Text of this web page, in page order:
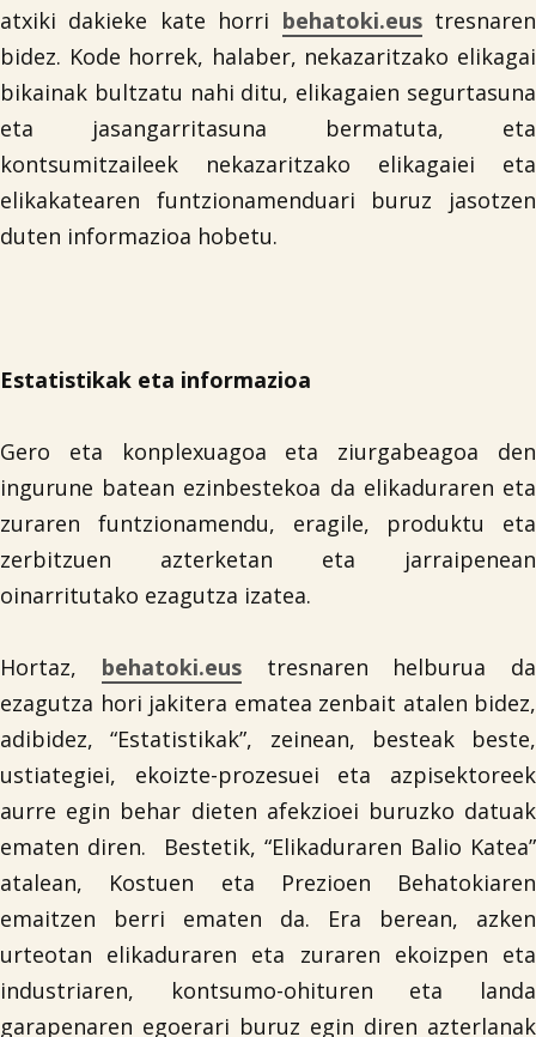
atxiki dakieke kate horri behatoki.eustresnaren
bidez. Kode horrek, halaber, nekazaritzako elikagai
bikainak bultzatu nahi ditu, elikagaien segurtasuna
eta jasangarritasuna bermatuta, eta
kontsumitzaileek nekazaritzako elikagaiei eta
elikakatearen funtzionamenduari buruz jasotzen
duten informazioa hobetu.
Estatistikak eta informazioa
Gero eta konplexuagoa eta ziurgabeagoa den
ingurune batean ezinbestekoa da elikaduraren eta
zuraren funtzionamendu, eragile, produktu eta
zerbitzuen azterketan eta jarraipenean
oinarritutako ezagutza izatea.
Hortaz, behatoki.eustresnaren helburua da
ezagutza hori jakitera ematea zenbait atalen bidez,
adibidez, “Estatistikak”, zeinean, besteak beste,
ustiategiei, ekoizte-prozesuei eta azpisektoreek
aurre egin behar dieten afekzioei buruzko datuak
ematen diren. Bestetik, “Elikaduraren Balio Katea”
atalean, Kostuen eta Prezioen Behatokiaren
emaitzen berri ematen da. Era berean, azken
urteotan elikaduraren eta zuraren ekoizpen eta
industriaren, kontsumo-ohituren eta landa
garapenaren egoerari buruz egin diren azterlanak